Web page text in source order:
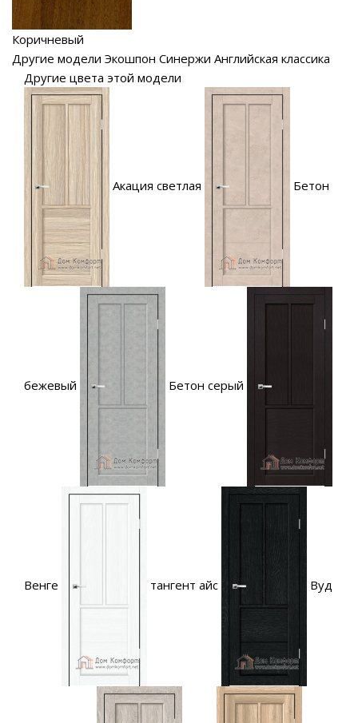
Коричневый
Другие модели Экошпон Синержи Английская классика
Другие цвета этой модели
Акация светлая Бетон
бежевый Бетон серый
Венге тангент айс Вуд